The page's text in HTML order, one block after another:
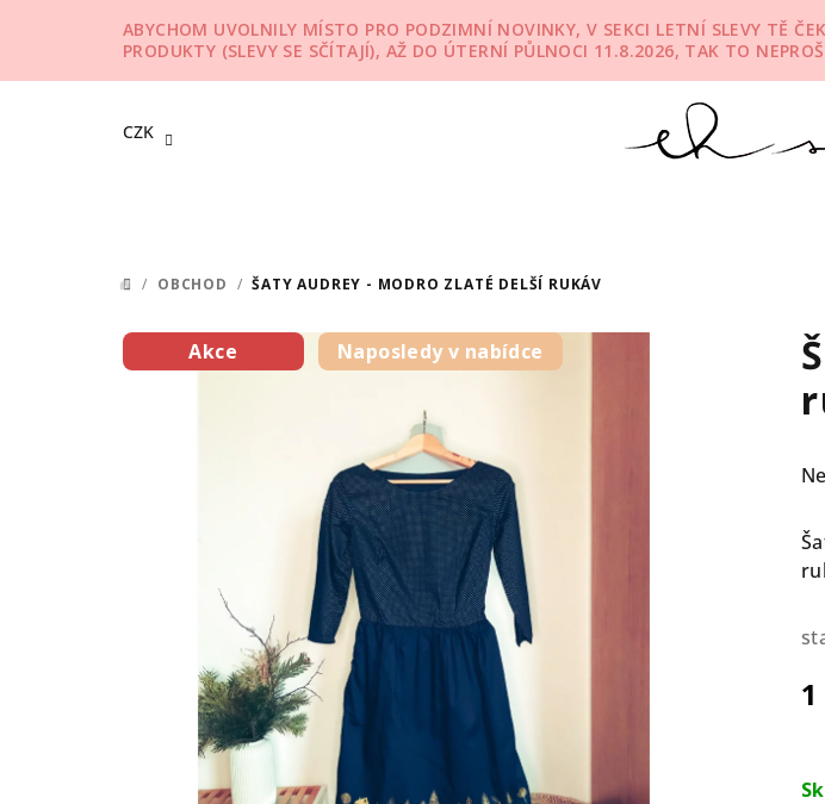
ABYCHOM UVOLNILY MÍSTO PRO PODZIMNÍ NOVINKY, V SEKCI LETNÍ SLEVY TĚ
PRODUKTY (SLEVY SE SČÍTAJÍ), AŽ DO ÚTERNÍ PŮLNOCI 11.8.2026, TAK TO
CZK
DOMŮ
/ OBCHOD / ŠATY AUDREY - MODRO ZLATÉ DELŠÍ RUKÁV
5
Akce Naposledy v nabídce